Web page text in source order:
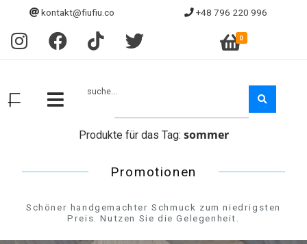
kontakt@fiufiu.co +48 796 220 996
0
suche...
Produkte für das Tag: sommer
Promotionen
Schöner handgemachter Schmuck zum niedrigsten
Preis. Nutzen Sie die Gelegenheit.